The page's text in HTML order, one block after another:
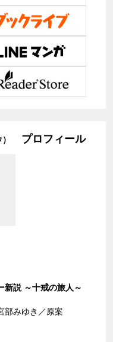
プロフィール
新説 ～十戒の旅人～
部みゆき／原案